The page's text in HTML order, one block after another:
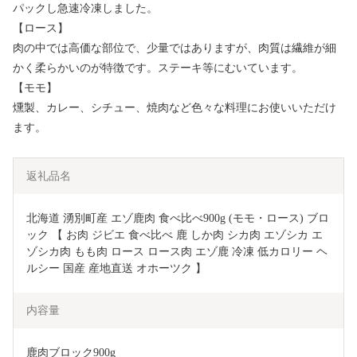
パックし急速冷凍しました。
【ロース】
肉の中では高価な部位で、少量ではありますが、肉質は繊維が細
かく柔らかいのが特徴です。ステーキ等にむいています。
【モモ】
燻製、カレー、シチュー、焼肉など色々な料理にお使いいただけ
ます。
返礼品名
北海道 湧別町産 エゾ鹿肉 食べ比べ900g (モモ・ロース) ブロ
ック 【 お肉 ジビエ 食べ比べ 鹿 しか肉 シカ肉 エゾシカ エ
ゾシカ肉 もも肉 ロース ロース肉 エゾ鹿 冷凍 低カロリー ヘ
ルシー 国産 産地直送 オホーツク 】
内容量
鹿肉ブロック900g